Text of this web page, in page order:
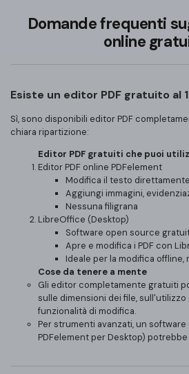
Domande frequenti
online
Esiste un editor PDF gratuito al
Sì, sono disponibili editor PDF
chiara ripartizione:
Editor PDF gratuiti che puoi
Editor PDF online PDFelement
Modifica il testo
Aggiungi immagini,
Nessuna filigrana
LibreOffice (Desktop)
Software open source
Apre e modifica i PDF con
Ideale per la modifica offline,
Cose da tenere a mente
Gli editor completamente gratuiti
sulle dimensioni dei file,
funzionalità di modifica.
Per strumenti avanzati, un
PDFelement per Desktop)